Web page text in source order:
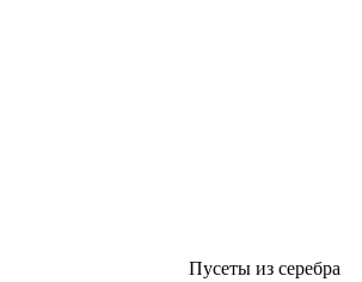
Пусеты из серебра